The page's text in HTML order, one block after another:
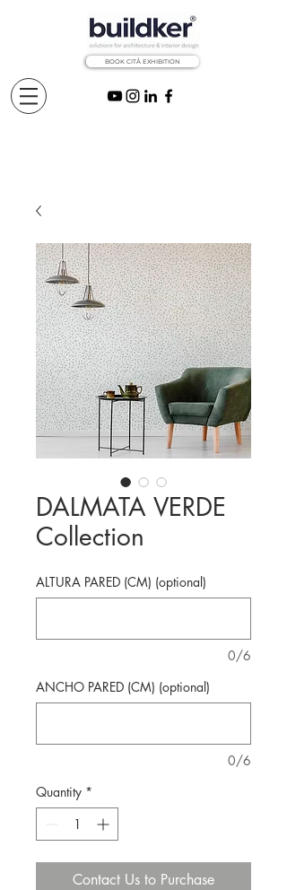
BOOK CITÅ EXHIBITION
DALMATA VERDE
Collection
ALTURA PARED (CM) (optional)
0/6
ANCHO PARED (CM) (optional)
0/6
Quantity *
Contact Us to Purchase